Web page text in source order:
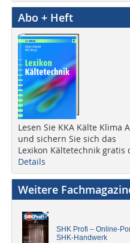
Abo + Heft
Lesen Sie KKA Kälte Klima
und sichern Sie sich das
Lexikon Kältetechnik gratis
Details
Weitere
SHK Profi – Online-
SHK-Handwerk